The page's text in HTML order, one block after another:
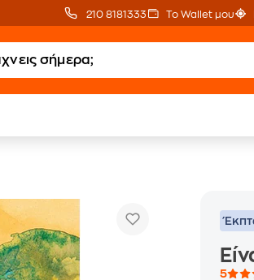
210 8181333 Το Wallet μου
5